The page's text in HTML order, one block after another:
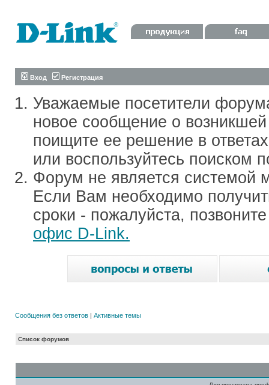
Вход Регистрация
Уважаемые посетители
новое сообщение о
поищите ее решение в
или воспользуйтесь поиском
Форум не является системой
Если Вам необходимо
сроки - пожалуйста,
офис D-Link.
Сообщения без ответов | Активные темы
Список форумов